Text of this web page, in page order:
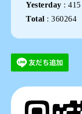
Yesterday :415
Total :360264